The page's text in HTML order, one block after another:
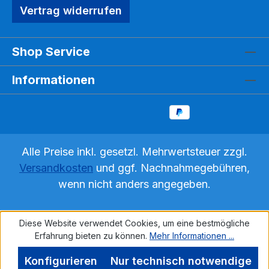
Vertrag widerrufen
Shop Service
Informationen
Alle Preise inkl. gesetzl. Mehrwertsteuer zzgl.
Versandkosten und ggf. Nachnahmegebühren,
wenn nicht anders angegeben.
Diese Website verwendet Cookies, um eine bestmögliche
Erfahrung bieten zu können. Mehr Informationen ...
Nur technisch notwendige
Konfigurieren